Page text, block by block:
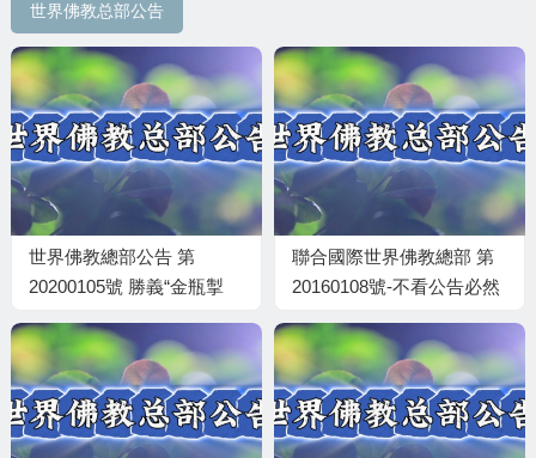
世界佛教总部公告
世界佛教總部公告 第
20200105號 勝義“金瓶掣
聯合國際世界佛教總部 第
20160108號-不看公告必然